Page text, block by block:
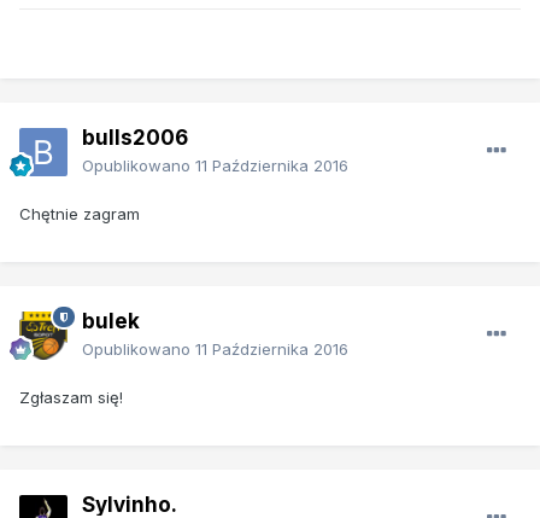
bulls2006
Opublikowano 11 Października 2016
Chętnie zagram
bulek
Opublikowano 11 Października 2016
Zgłaszam się!
Sylvinho.